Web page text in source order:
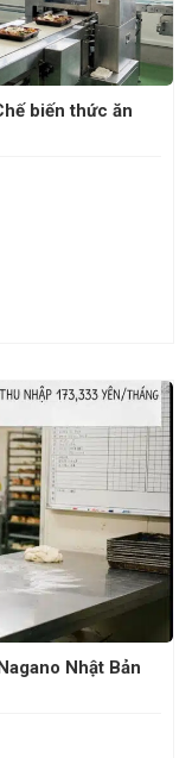
biến thức ăn
Nhật Bản